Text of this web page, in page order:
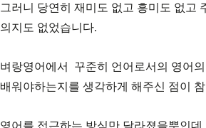
그러니 당연히 재미도 없고 흥미도 없고
의지도 없었습니다.
벼랑영어에서 꾸준히 언어로서의 영어
배워야하는지를 생각하게 해주신 점이
영어를 접근하는 방식만 달라졌을뿐인데